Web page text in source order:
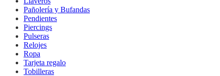
Pañolería y Bufandas
Pendientes
Piercings
Pulseras
Relojes
Ropa
Tarjeta regalo
Tobilleras